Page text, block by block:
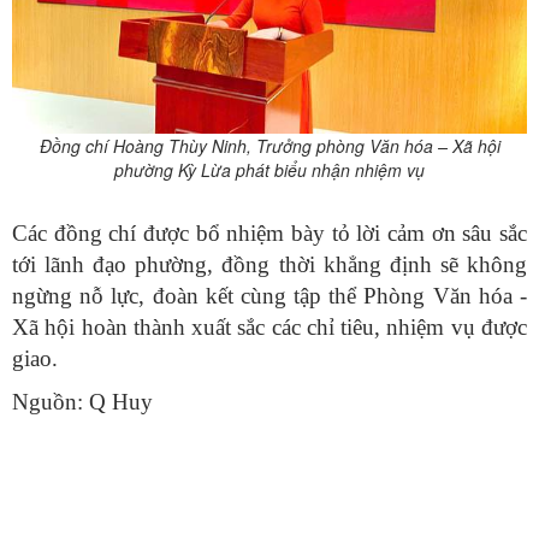
Đồng chí Hoàng ThùyNinh, Trưởng phòng Văn hóa – Xã hội
phường Kỳ Lừa phát biểu nhận nhiệm vụ
Các đồng chí được bổ nhiệm bày tỏ lời cảm ơn sâu sắc
tới lãnh đạo phường, đồng thời khẳng định sẽ không
ngừng nỗ lực, đoàn kết cùng tập thể Phòng Văn hóa -
Xã hội hoàn thành xuất sắc các chỉ tiêu, nhiệm vụ được
giao.
Nguồn: Q Huy